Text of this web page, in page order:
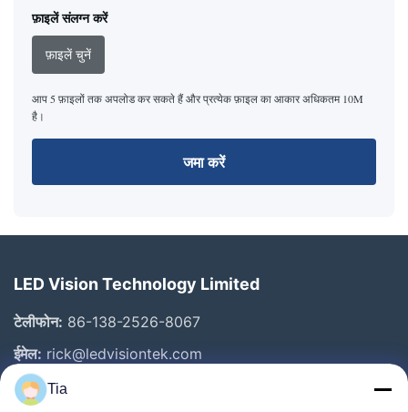
फ़ाइलें संलग्न करें
फ़ाइलें चुनें
आप 5 फ़ाइलों तक अपलोड कर सकते हैं और प्रत्येक फ़ाइल का आकार अधिकतम 10M
है।
जमा करें
LED Vision Technology Limited
टेलीफोन: 86-138-2526-8067
ईमेल: rick@ledvisiontek.com
Tia